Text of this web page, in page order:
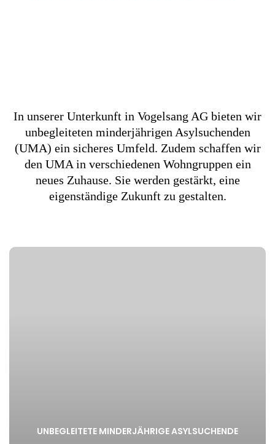
In unserer Unterkunft in Vogelsang AG bieten wir
unbegleiteten minderjährigen Asylsuchenden
(UMA) ein sicheres Umfeld. Zudem schaffen wir
den UMA in verschiedenen Wohngruppen ein
neues Zuhause. Sie werden gestärkt, eine
eigenständige Zukunft zu gestalten.
UNBEGLEITETE MINDERJÄHRIGE ASYLSUCHENDE